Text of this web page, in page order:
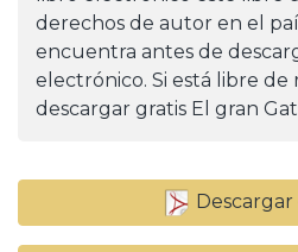
derechos de autor en el
encuentra antes de
electrónico. Si está libre de
descargar gratis El gran